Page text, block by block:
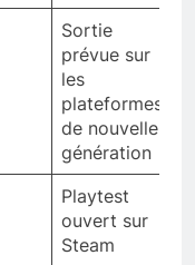
Sortie
prévue sur
les
plateformes
de nouvelle
génération
Playtest
ouvert sur
Steam